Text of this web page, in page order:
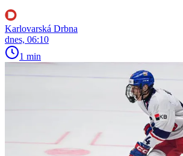
Karlovarská Drbna
dnes, 06:10
1 min